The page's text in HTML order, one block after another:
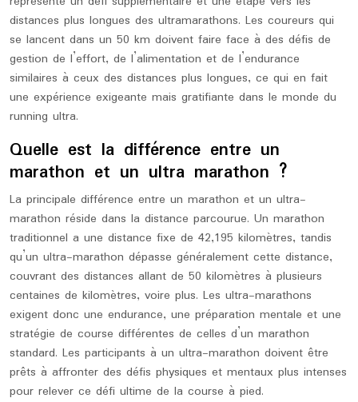
distances plus longues des ultramarathons. Les coureurs qui
se lancent dans un 50 km doivent faire face à des défis de
gestion de l’effort, de l’alimentation et de l’endurance
similaires à ceux des distances plus longues, ce qui en fait
une expérience exigeante mais gratifiante dans le monde du
running ultra.
Quelle est la différence entre un
marathon et un ultra marathon ?
La principale différence entre un marathon et un ultra-
marathon réside dans la distance parcourue. Un marathon
traditionnel a une distance fixe de 42,195 kilomètres, tandis
qu’un ultra-marathon dépasse généralement cette distance,
couvrant des distances allant de 50 kilomètres à plusieurs
centaines de kilomètres, voire plus. Les ultra-marathons
exigent donc une endurance, une préparation mentale et une
stratégie de course différentes de celles d’un marathon
standard. Les participants à un ultra-marathon doivent être
prêts à affronter des défis physiques et mentaux plus intenses
pour relever ce défi ultime de la course à pied.